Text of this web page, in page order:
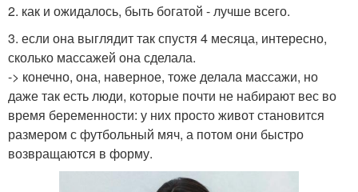
2. как и ожидалось, быть богатой - лучше всего.
3. если она выглядит так спустя 4 месяца, интересно,
сколько массажей она сделала.
-> конечно, она, наверное, тоже делала массажи, но
даже так есть люди, которые почти не набирают вес во
время беременности: у них просто живот становится
размером с футбольный мяч, а потом они быстро
возвращаются в форму.